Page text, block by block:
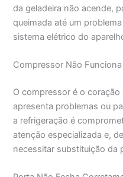
da geladeira não acende,
queimada até um
sistema elétrico do
Compressor Não Funciona
O compressor é o coração
apresenta problemas ou
a refrigeração é
atenção especializada e,
necessitar substituição da